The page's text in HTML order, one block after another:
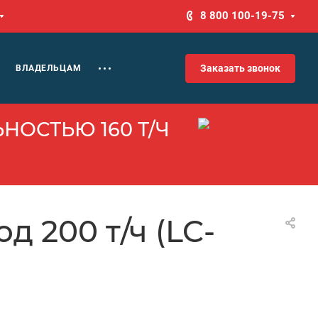
8 800 100-19-75
ВЛАДЕЛЬЦАМ Заказать звонок
160 Т/Ч
200 т/ч (LC-